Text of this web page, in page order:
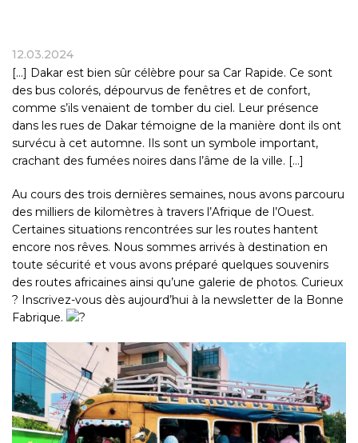
12.03.2024
[…] Dakar est bien sûr célèbre pour sa Car Rapide. Ce sont
des bus colorés, dépourvus de fenêtres et de confort,
comme s’ils venaient de tomber du ciel. Leur présence
dans les rues de Dakar témoigne de la manière dont ils ont
survécu à cet automne. Ils sont un symbole important,
crachant des fumées noires dans l’âme de la ville. […]
Au cours des trois dernières semaines, nous avons parcouru
des milliers de kilomètres à travers l’Afrique de l’Ouest.
Certaines situations rencontrées sur les routes hantent
encore nos rêves. Nous sommes arrivés à destination en
toute sécurité et vous avons préparé quelques souvenirs
des routes africaines ainsi qu’une galerie de photos. Curieux
? Inscrivez-vous dès aujourd’hui à la newsletter de la Bonne
Fabrique.